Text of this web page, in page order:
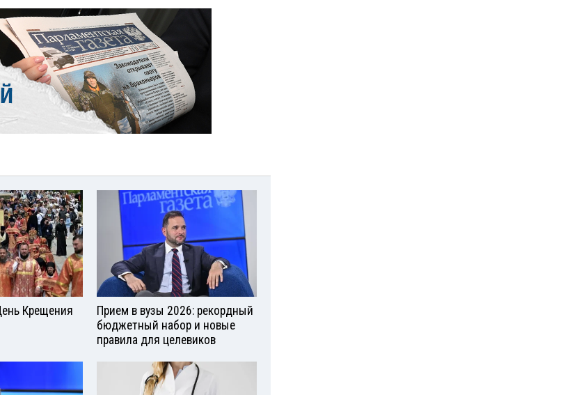
Крещения
Прием в вузы 2026: рекордный
бюджетный набор и новые
правила для целевиков